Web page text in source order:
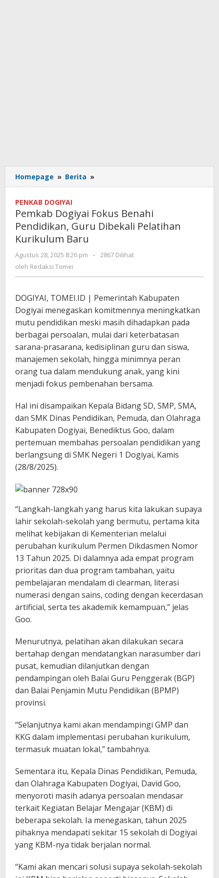
Homepage » Berita »
Dogiyai
Pendidikan,
Guru
Kurikulum
PENKAB DOGIYAI
Pemkab Dogiyai Fokus Benahi
Pendidikan, Guru Dibekali Pelatihan
Kurikulum Baru
Agustus 28, 2025 8:26 pm
oleh
-
2867 Dilihat
oleh Redaksi Tomei
DOGIYAI, TOMEI.ID | Pemerintah Kabupaten
Dogiyai menegaskan komitmennya meningkatkan
mutu pendidikan meski masih dihadapkan pada
berbagai persoalan, mulai dari keterbatasan
sarana-prasarana, kedisiplinan guru dan siswa,
manajemen sekolah, hingga minimnya peran
orang tua dalam mendukung anak, yang kini
menjadi fokus pembenahan bersama.
Hal ini disampaikan Kepala Bidang SD, SMP, SMA,
dan SMK Dinas Pendidikan, Pemuda, dan Olahraga
Kabupaten Dogiyai, Benediktus Goo, dalam
pertemuan membahas persoalan pendidikan yang
berlangsung di SMK Negeri 1 Dogiyai, Kamis
(28/8/2025).
“Langkah-langkah yang harus kita lakukan supaya
lahir sekolah-sekolah yang bermutu, pertama kita
melihat kebijakan di Kementerian melalui
perubahan kurikulum Permen Dikdasmen Nomor
13 Tahun 2025. Di dalamnya ada empat program
prioritas dan dua program tambahan, yaitu
pembelajaran mendalam di clearman, literasi
numerasi dengan sains, coding dengan kecerdasan
artificial, serta tes akademik kemampuan,” jelas
Goo.
Menurutnya, pelatihan akan dilakukan secara
bertahap dengan mendatangkan narasumber dari
pusat, kemudian dilanjutkan dengan
pendampingan oleh Balai Guru Penggerak (BGP)
dan Balai Penjamin Mutu Pendidikan (BPMP)
provinsi.
“Selanjutnya kami akan mendampingi GMP dan
KKG dalam implementasi perubahan kurikulum,
termasuk muatan lokal,” tambahnya.
Sementara itu, Kepala Dinas Pendidikan, Pemuda,
dan Olahraga Kabupaten Dogiyai, David Goo,
menyoroti masih adanya persoalan mendasar
terkait Kegiatan Belajar Mengajar (KBM) di
beberapa sekolah. Ia menegaskan, tahun 2025
pihaknya mendapati sekitar 15 sekolah di Dogiyai
yang KBM-nya tidak berjalan normal.
“Kami akan mencari solusi supaya sekolah-sekolah